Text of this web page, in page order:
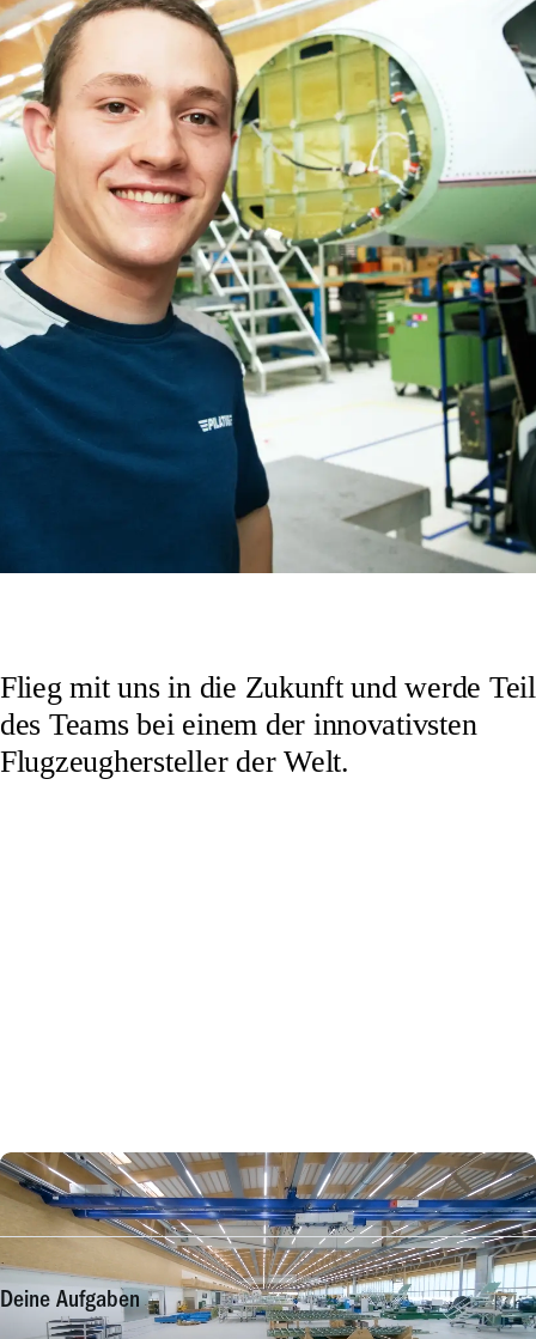
Flieg mit uns in die Zukunft und werde Teil
des Teams bei einem der innovativsten
Flugzeughersteller der Welt.
Deine Aufgaben